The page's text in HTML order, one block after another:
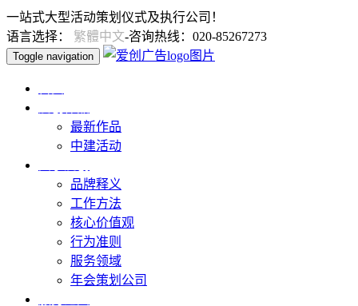
一站式大型活动策划仪式及执行公司！
语言选择： 繁體中文-咨询热线：020-85267273
Toggle navigation
最新作品
中建活动
品牌释义
工作方法
核心价值观
行为准则
服务领域
年会策划公司